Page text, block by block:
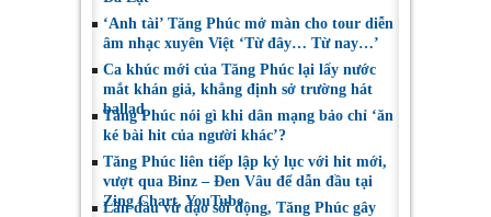
‘Anh tài’ Tăng Phúc mở màn cho tour diễn
âm nhạc xuyên Việt ‘Từ đây… Từ nay…’
Ca khúc mới của Tăng Phúc lại lấy nước
mắt khán giả, khẳng định sở trường hát
ballad
Tăng Phúc nói gì khi dân mạng bảo chỉ ‘ăn
ké bài hit của người khác’?
Tăng Phúc liên tiếp lập kỷ lục với hit mới,
vượt qua Binz – Đen Vâu để dẫn đầu tại
Zing Chart, YouTube
Lần đầu vũ đạo sôi động, Tăng Phúc gây